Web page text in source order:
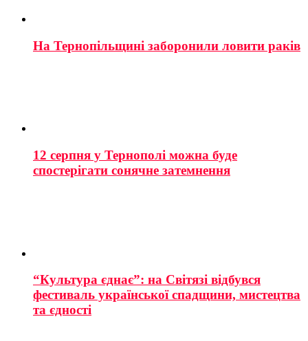
На Тернопільщині заборонили ловити раків
12 серпня у Тернополі можна буде
спостерігати сонячне затемнення
“Культура єднає”: на Світязі відбувся
фестиваль української спадщини, мистецтва
та єдності